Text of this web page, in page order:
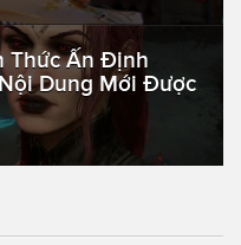
Thức Ấn Định
Dung Mới Được